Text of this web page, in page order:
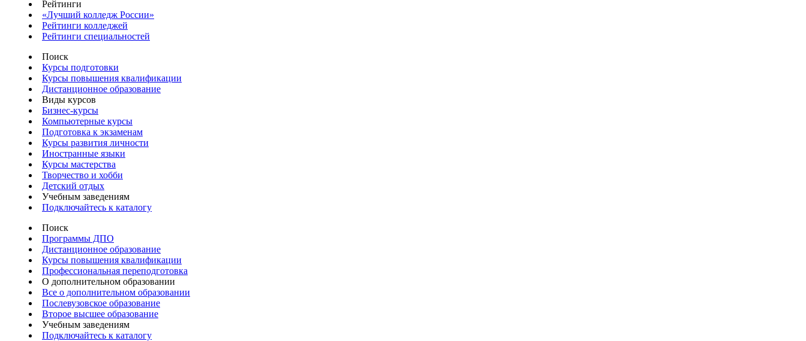
Рейтинги
«Лучший колледж России»
Рейтинги колледжей
Рейтинги специальностей
Поиск
Курсы подготовки
Курсы повышения квалификации
Дистанционное образование
Виды курсов
Бизнес-курсы
Компьютерные курсы
Подготовка к экзаменам
Курсы развития личности
Иностранные языки
Курсы мастерства
Творчество и хобби
Детский отдых
Учебным заведениям
Подключайтесь к каталогу
Поиск
Программы ДПО
Дистанционное образование
Курсы повышения квалификации
Профессиональная переподготовка
О дополнительном образовании
Все о дополнительном образовании
Послевузовское образование
Второе высшее образование
Учебным заведениям
Подключайтесь к каталогу